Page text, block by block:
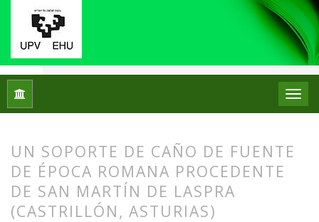
Inicio
UN SOPORTE DE CAÑO DE FUENTE
DE ÉPOCA ROMANA PROCEDENTE
DE SAN MARTÍN DE LASPRA
(CASTRILLÓN, ASTURIAS)